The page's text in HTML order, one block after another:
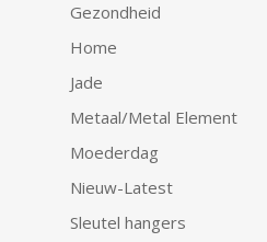
Gezondheid
Home
Jade
Metaal/Metal Element
Moederdag
Nieuw-Latest
Sleutel hangers